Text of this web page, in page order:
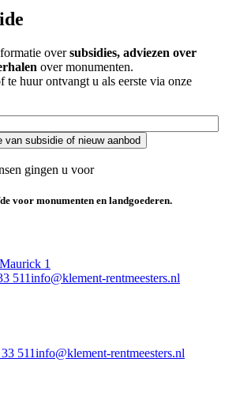
oversubsidies, adviezen over
over monumenten.
huur ontvangt u als eerste via onze
gingen u voor
voor monumenten en landgoederen.
1
511info@klement-rentmeesters.nl
511info@klement-rentmeesters.nl